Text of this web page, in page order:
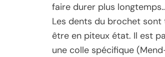
faire durer plus
Les dents du brochet sont
être en piteux état. Il est
une colle spécifique